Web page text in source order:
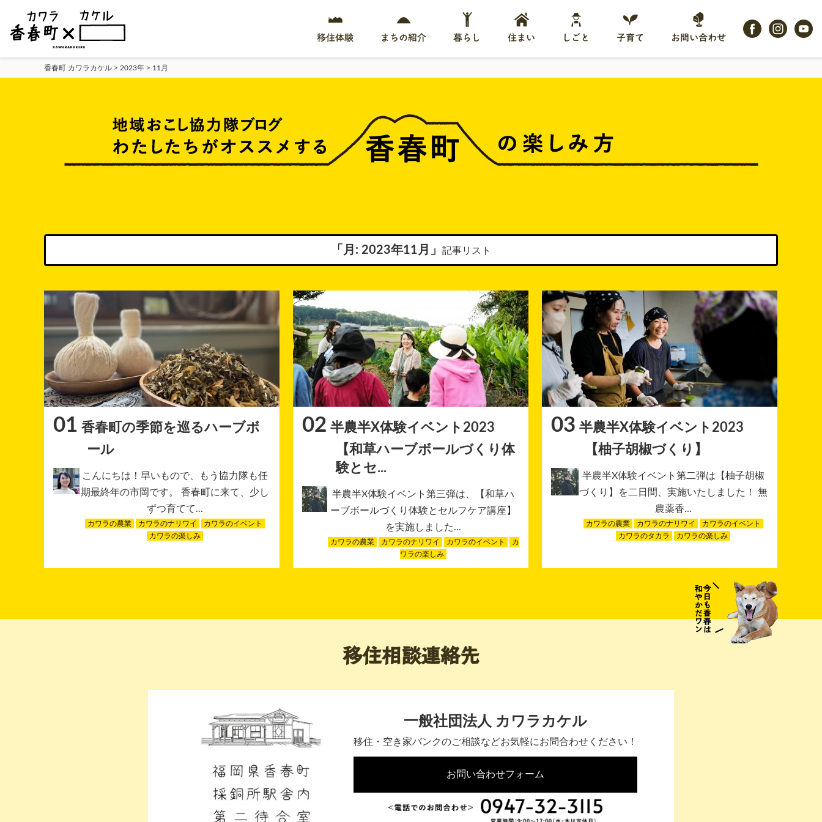
移住体験 まちの紹介 暮らし 住まい しごと 子育て お問い合わせ
香春町 カワラカケル > 2023年 > 11月
「月: 2023年11月 」 記事リスト
01 香春町の季節を巡るハーブボ
ール
こんにちは！早いもので、もう協力隊も任
期最終年の市岡です。 香春町に来て、少し
ずつ育てて...
カワラの農業 カワラのナリワイ
カワラのイベント
カワラの楽しみ
02 半農半X体験イベント2023
【和草ハーブボールづくり体
験とセ...
半農半X体験イベント第三弾は、【和草ハ
ーブボールづくり体験とセルフケア講座】
を実施しました...
カワラの農業 カワラのナリワイ カワラのイベント
カ
ワラの楽しみ
03 半農半X体験イベント2023
【柚子胡椒づくり】
半農半X体験イベント第二弾は【柚子胡椒
づくり】を二日間、実施いたしました！ 無
農薬香...
カワラの農業 カワラのナリワイ
カワラのイベント
カワラのタカラ
カワラの楽しみ
移住相談連絡先
一般社団法人 カワラカケル
移住・空き家バンクのご相談などお気軽にお問合わせください！
お問い合わせフォーム